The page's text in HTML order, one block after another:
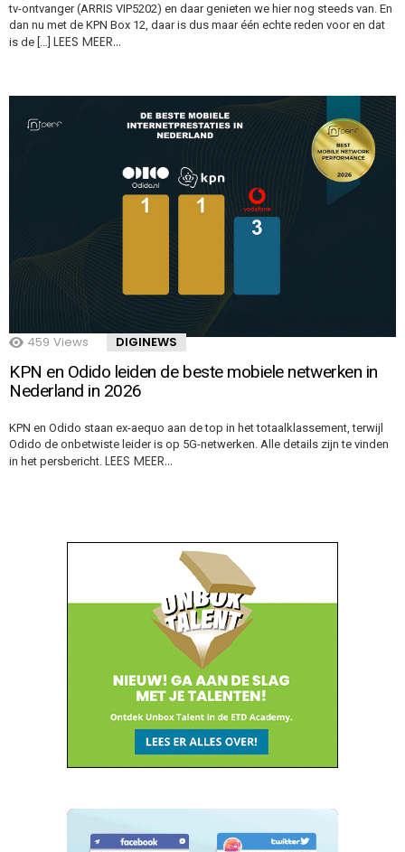
tv-ontvanger (ARRIS VIP5202) en daar genieten we hier nog steeds van. En
dan nu met de KPN Box 12, daar is dus maar één echte reden voor en dat
is de […] LEES MEER…
459 Views DIGINEWS
KPN en Odido leiden de beste mobiele netwerken in
Nederland in 2026
KPN en Odido staan ex-aequo aan de top in het totaalklassement, terwijl
Odido de onbetwiste leider is op 5G-netwerken. Alle details zijn te vinden
in het persbericht. LEES MEER…